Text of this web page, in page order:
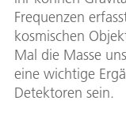
Frequenzen
kosmischen
Mal die Masse
eine wichtige
Detektoren sein.